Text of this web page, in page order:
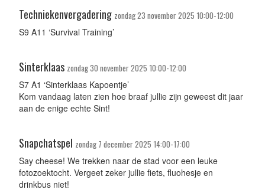
Techniekenvergadering zondag 23 november 2025 10:00-12:00
S9 A11 ‘Survival Training’
Sinterklaas zondag 30 november 2025 10:00-12:00
S7 A1 ‘Sinterklaas Kapoentje’
Kom vandaag laten zien hoe braaf jullie zijn geweest dit jaar
aan de enige echte Sint!
Snapchatspel zondag 7 december 2025 14:00-17:00
Say cheese! We trekken naar de stad voor een leuke
fotozoektocht. Vergeet zeker jullie fiets, fluohesje en
drinkbus niet!